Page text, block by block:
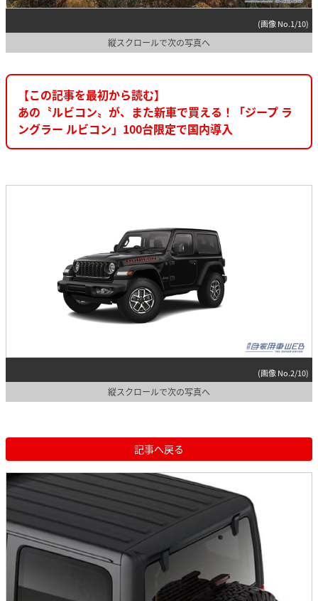
(画像 No.1/10)
縦スクロールで次の写真へ
【この記事を最初から読む】
あの〝ルビコン〟が、また新車で買える！「ジープ ラ
ングラー ルビコン」100台限定で国内導入
(画像 No.2/10)
縦スクロールで次の写真へ
記事へ戻る